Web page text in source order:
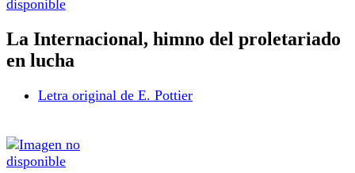
La Internacional, himno del proletariado
en lucha
Letra original de E. Pottier